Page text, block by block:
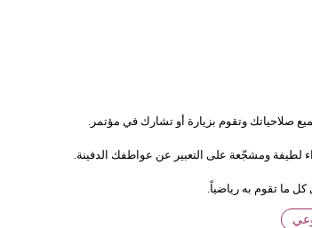
صلاحياتك وتقوم بزيارة أو تشارك في مؤتمر.
لطيفة ومشجّعة على التعبير عن عواطفك الدفينة.
ما تقوم به رياضياً.